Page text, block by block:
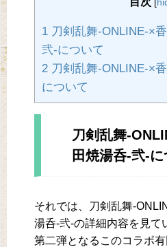
[
1 刀剣乱舞-ONLINE-×
弐-について
2 刀剣乱舞-ONLINE-×
について
刀剣乱舞-
田焼湯呑-弐-
それでは、刀剣乱舞-
湯呑-弐-の詳細内容を見て
第二弾となるこのコラボ